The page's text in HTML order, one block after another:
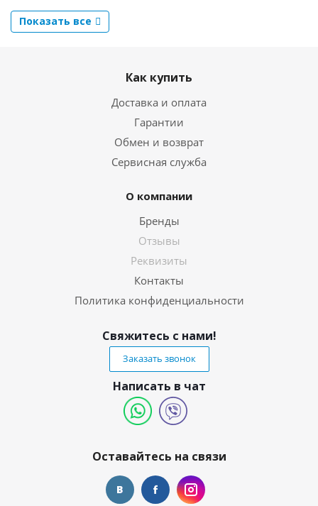
Показать все
Как купить
Доставка и оплата
Гарантии
Обмен и возврат
Сервисная служба
О компании
Бренды
Отзывы
Реквизиты
Контакты
Политика конфиденциальности
Свяжитесь с нами!
Заказать звонок
Написать в чат
Оставайтесь на связи